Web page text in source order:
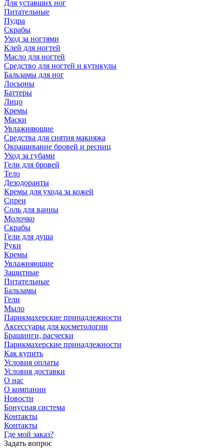
Для уставших ног
Питательные
Пудра
Скрабы
Уход за ногтями
Клей для ногтей
Масло для ногтей
Средство для ногтей и кутикулы
Бальзамы для ног
Лосьоны
Баттеры
Лицо
Кремы
Маски
Увлажняющие
Средства для снятия макияжа
Окрашивание бровей и ресниц
Уход за губами
Гели для бровей
Тело
Дезодоранты
Кремы для ухода за кожей
Спреи
Соль для ванны
Молочко
Скрабы
Гели для душа
Руки
Кремы
Увлажняющие
Защитные
Питательные
Бальзамы
Гели
Мыло
Парикмахерские принадлежности
Аксессуары для косметологии
Брашинги, расчески
Парикмахерские принадлежности
Как купить
Условия оплаты
Условия доставки
О нас
О компании
Новости
Бонусная система
Контакты
Контакты
Где мой заказ?
Задать вопрос